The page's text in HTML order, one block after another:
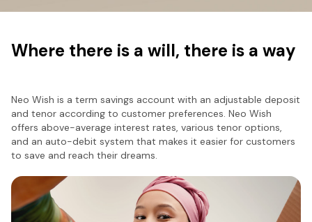
Where there is a will, there is a way
Neo Wish is a term savings account with an adjustable deposit
and tenor according to customer preferences. Neo Wish
offers above-average interest rates, various tenor options,
and an auto-debit system that makes it easier for customers
to save and reach their dreams.